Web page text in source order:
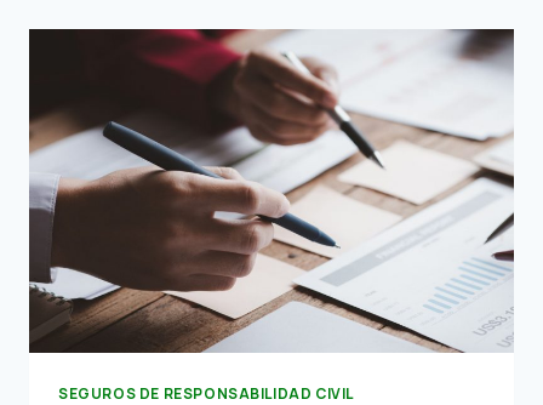
SEGUROS DE RESPONSABILIDAD CIVIL